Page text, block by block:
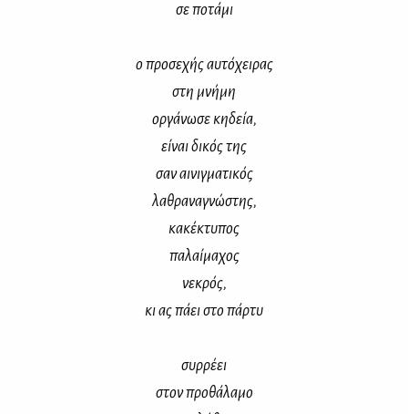
σε πο­τά­μι
ο προ­σε­χής αυ­τό­χει­ρας
στη μνή­μη
ορ­γά­νω­σε κη­δεία,
εί­ναι δι­κός της
σαν αι­νιγ­μα­τι­κός
λα­θρα­να­γνώ­στης,
κα­κέ­κτυ­πος
πα­λαί­μα­χος
νε­κρός,
κι ας πά­ει στο πάρ­τυ
συρ­ρέ­ει
στον προ­θά­λα­μο